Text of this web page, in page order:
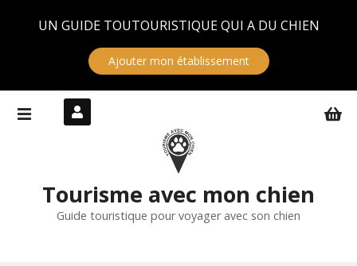
UN GUIDE TOUTOURISTIQUE QUI A DU CHIEN
Ajouter mon établissement
Tourisme avec mon chien
Guide touristique pour voyager avec son chien